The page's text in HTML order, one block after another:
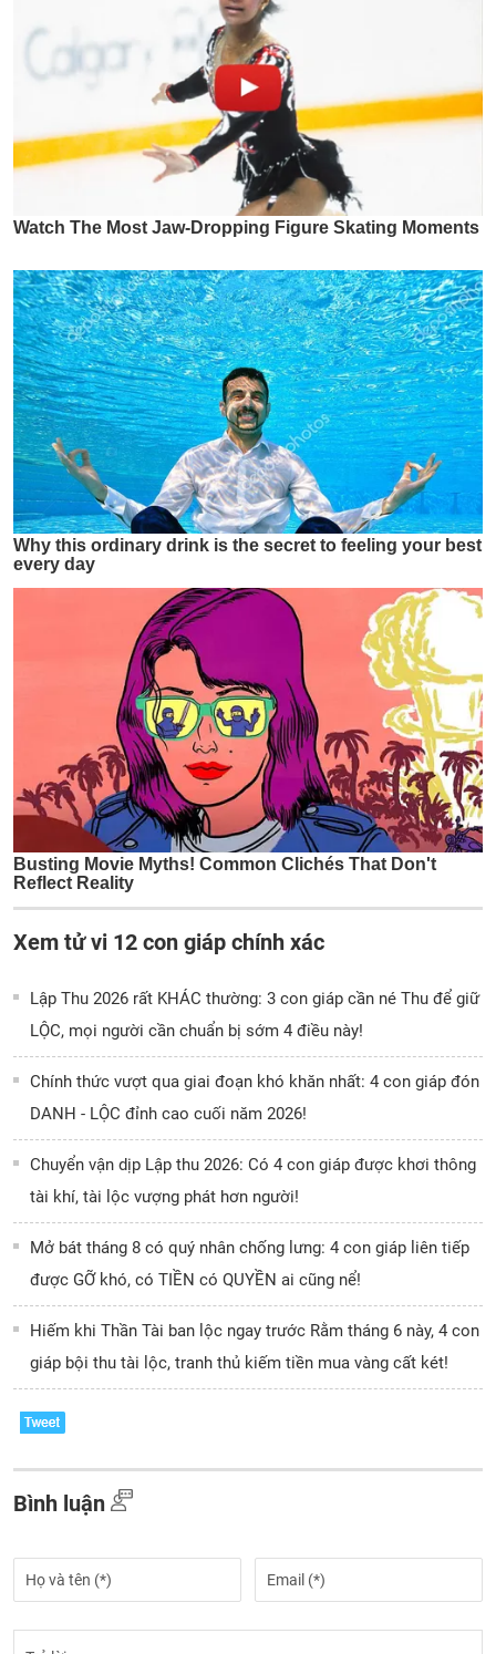
Xem tử vi 12 con giáp chính xác
Lập Thu 2026 rất KHÁC thường: 3 con giáp cần né Thu để giữ
LỘC, mọi người cần chuẩn bị sớm 4 điều này!
Chính thức vượt qua giai đoạn khó khăn nhất: 4 con giáp đón
DANH - LỘC đỉnh cao cuối năm 2026!
Chuyển vận dịp Lập thu 2026: Có 4 con giáp được khơi thông
tài khí, tài lộc vượng phát hơn người!
Mở bát tháng 8 có quý nhân chống lưng: 4 con giáp liên tiếp
được GỠ khó, có TIỀN có QUYỀN ai cũng nể!
Hiếm khi Thần Tài ban lộc ngay trước Rằm tháng 6 này, 4 con
giáp bội thu tài lộc, tranh thủ kiếm tiền mua vàng cất két!
Bình luận